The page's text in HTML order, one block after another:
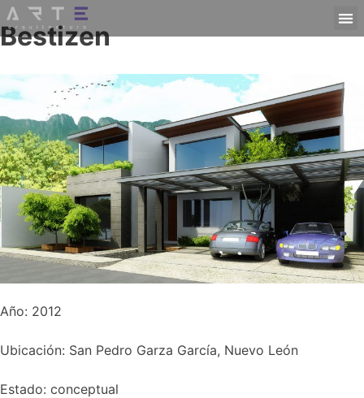
Bestizen
Año: 2012
Ubicación: San Pedro Garza García, Nuevo León
Estado: conceptual